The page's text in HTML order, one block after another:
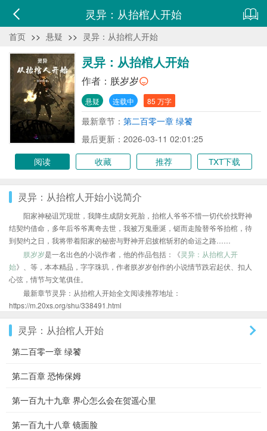
灵异：从抬棺人开始
首页 >> 悬疑 >> 灵异：从抬棺人开始
灵异：从抬棺人开始
作者： 朕岁岁
悬疑 连载中 85 万字
最新章节： 第二百零一章 绿饕
最后更新：2026-03-11 02:01:25
阅读
收藏 推荐 TXT下载
灵异：从抬棺人开始小说简介
阳家神秘诅咒现世，我降生成阴女死胎，抬棺人爷爷不惜一切代价找野神
结契约借命，多年后爷爷离奇去世，我被万鬼垂涎，铤而走险替爷爷抬棺，待
到契约之日，我将带着阳家的秘密与野神开启披棺斩邪的命运之路……
朕岁岁是一名出色的小说作者，他的作品包括：《灵异：从抬棺人开
始》、等，本本精品，字字珠玑，作者朕岁岁创作的小说情节跌宕起伏、扣人
心弦，情节与文笔俱佳。
最新章节灵异：从抬棺人开始全文阅读推荐地址：
https://m.20xs.org/shu/338491.html
灵异：从抬棺人开始
第二百零一章 绿饕
第二百章 恐怖保姆
第一百九十九章 界心怎么会在贺遥心里
第一百九十八章 镜面脸